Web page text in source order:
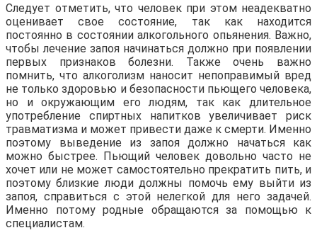
Следует отметить, что человек при этом неадекватно
оценивает свое состояние, так как находится
постоянно в состоянии алкогольного опьянения. Важно,
чтобы лечение запоя начинаться должно при появлении
первых признаков болезни. Также очень важно
помнить, что алкоголизм наносит непоправимый вред
не только здоровью и безопасности пьющего человека,
но и окружающим его людям, так как длительное
употребление спиртных напитков увеличивает риск
травматизма и может привести даже к смерти. Именно
поэтому выведение из запоя должно начаться как
можно быстрее. Пьющий человек довольно часто не
хочет или не может самостоятельно прекратить пить, и
поэтому близкие люди должны помочь ему выйти из
запоя, справиться с этой нелегкой для него задачей.
Именно потому родные обращаются за помощью к
специалистам.